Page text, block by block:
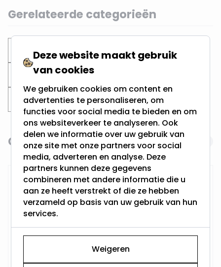
Gerelateerde categorieën
Inbouwspots Ronde spots
Witte Inbouwspots
Zaagmaat 75MM Zaagmaat 70MM
Navigating through the elements of the carousel is
Press to skip carousel
Gerelateerde producten
RTM Lighting LED Dimmer
Deze website maakt gebruik
van cookies
We gebruiken cookies om content en
advertenties te personaliseren, om
functies voor social media te bieden en om
ons websiteverkeer te analyseren. Ook
delen we informatie over uw gebruik van
onze site met onze partners voor social
media, adverteren en analyse. Deze
partners kunnen deze gegevens
combineren met andere informatie die u
aan ze heeft verstrekt of die ze hebben
verzameld op basis van uw gebruik van hun
services.
Weigeren